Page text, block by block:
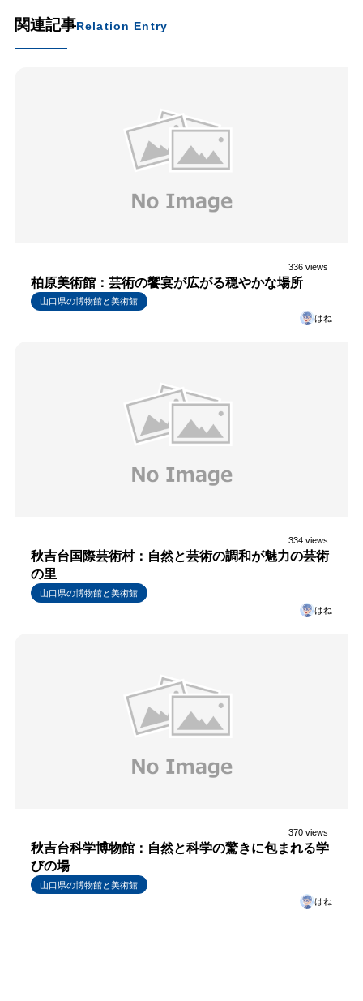
関連記事Relation Entry
336 views
柏原美術館：芸術の饗宴が広がる穏やかな場所
山口県の博物館と美術館
はね
334 views
秋吉台国際芸術村：自然と芸術の調和が魅力の芸術
の里
山口県の博物館と美術館
はね
370 views
秋吉台科学博物館：自然と科学の驚きに包まれる学
びの場
山口県の博物館と美術館
はね